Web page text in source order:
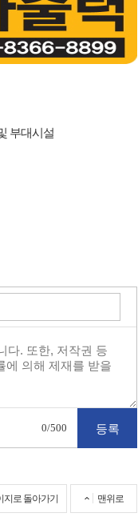
부대시설
0/500
지로 돌아가기 맨위로